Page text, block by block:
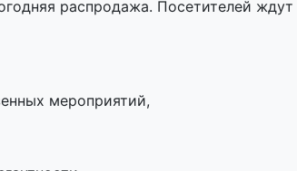
распродажа. Посетителей
мероприятий,